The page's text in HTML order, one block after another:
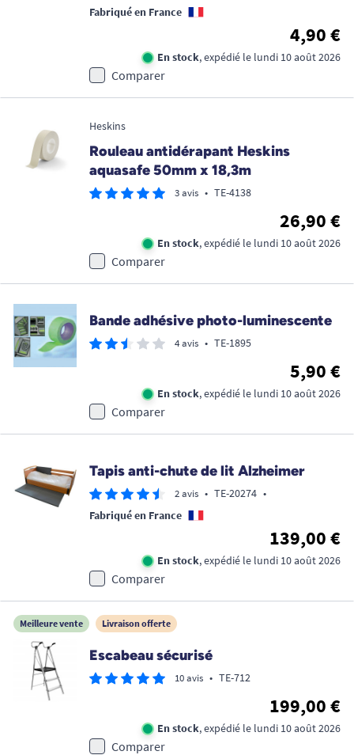
Fabriqué en France
4,90 €
En stock, expédié le lundi 10 août 2026
Comparer
Heskins
Rouleau antidérapant Heskins
aquasafe 50mm x 18,3m
3 avis • TE-4138
26,90 €
En stock, expédié le lundi 10 août 2026
Comparer
Bande adhésive photo-luminescente
4 avis • TE-1895
5,90 €
En stock, expédié le lundi 10 août 2026
Comparer
Tapis anti-chute de lit Alzheimer
2 avis • TE-20274 •
Fabriqué en France
139,00 €
En stock, expédié le lundi 10 août 2026
Comparer
Meilleure vente Livraison offerte
Escabeau sécurisé
10 avis • TE-712
199,00 €
En stock, expédié le lundi 10 août 2026
Comparer